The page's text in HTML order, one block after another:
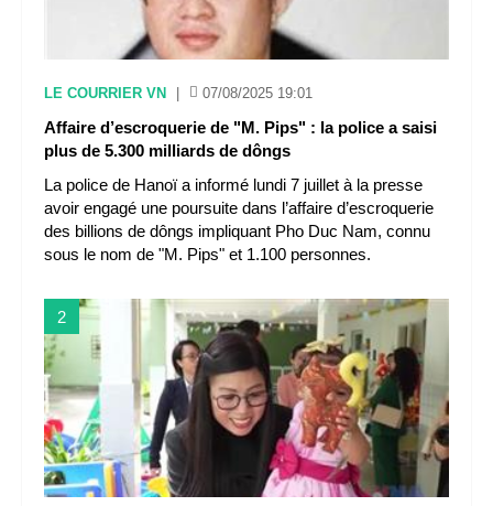
LE COURRIER VN 07/08/2025 19:01
Affaire d’escroquerie de "M. Pips" : la police a saisi
plus de 5.300 milliards de dôngs
La police de Hanoï a informé lundi 7 juillet à la presse
avoir engagé une poursuite dans l’affaire d’escroquerie
des billions de dôngs impliquant Pho Duc Nam, connu
sous le nom de "M. Pips" et 1.100 personnes.
2